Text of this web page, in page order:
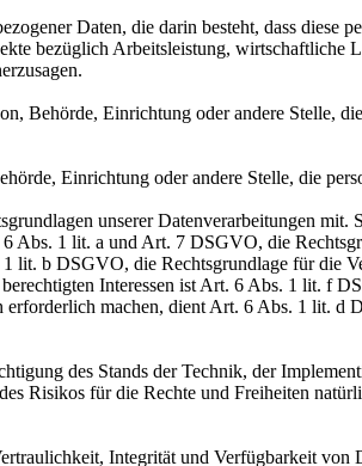
Daten, die darin besteht, dass
bezüglich Arbeitsleistung,
Behörde, Einrichtung oder andere Stelle,
Einrichtung oder andere Stelle, die
unserer Datenverarbeitungen
1 lit. a und Art. 7 DSGVO, die
lit. b DSGVO, die Rechtsgrundlage für
Interessen ist Art. 6 Abs. 1 lit. f
erforderlich machen, dient Art. 6 Abs. 1 lit. d
des Stands der Technik, der
Risikos für die Rechte und Freiheiten
Integrität und Verfügbarkeit